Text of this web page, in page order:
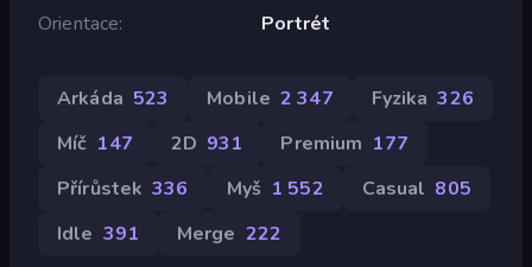
Orientace
Portrét
Arkáda 523 Mobile 2 347 Fyzika 326
Míč 147 2D 931 Premium 177
Přírůstek 336 Myš 1 552 Casual 805
Idle 391 Merge 222